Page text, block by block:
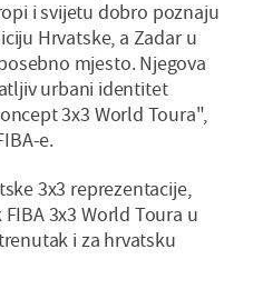
i svijetu dobro poznaju
Hrvatske, a Zadar u
mjesto. Njegova
urbani identitet
3x3 World Toura",
e.
3x3 reprezentacije,
3x3 World Toura u
i za hrvatsku